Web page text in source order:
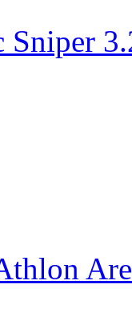
Sniper